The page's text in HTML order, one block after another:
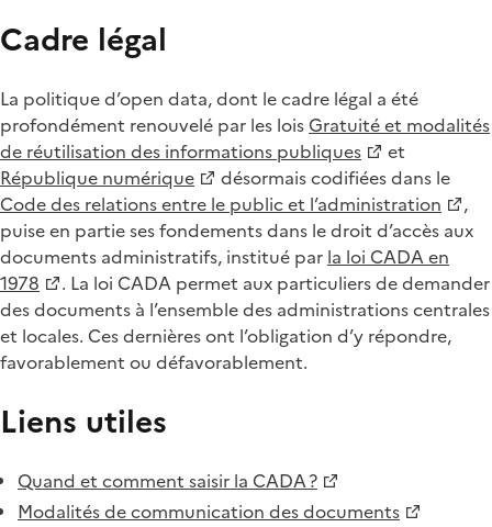
Cadre légal
La politique d’open data, dont le cadre légal a été
profondément renouvelé par les loisGratuité et modalités
de réutilisation des informations publiques
et
République numérique
désormais codifiées dans le
Code des relations entre le public et l’administration
,
puise en partie ses fondements dans le droit d’accès aux
documents administratifs, institué par la loi CADA en
1978
. La loi CADA permet aux particuliers de demander
des documents à l’ensemble des administrations centrales
et locales. Ces dernières ont l’obligation d’y répondre,
favorablement ou défavorablement.
Liens utiles
Quand et comment saisir la CADA ?
Modalités de communication des documents